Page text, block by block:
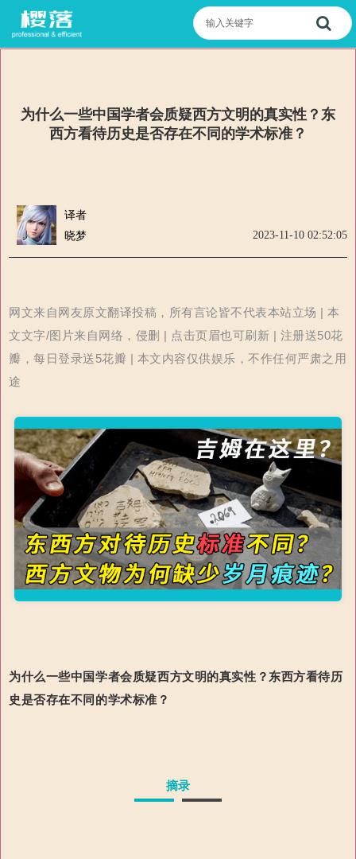
为什么一些中国学者会质疑西方文明的真实性？东
西方看待历史是否存在不同的学术标准？
译者
晓梦
2023-11-10 02:52:05
网文来自网友原文翻译投稿，所有言论皆不代表本站立场 | 本
文文字/图片来自网络，侵删 | 点击页眉也可刷新 | 注册送50花
瓣，每日登录送5花瓣 | 本文内容仅供娱乐，不作任何严肃之用
途
为什么一些中国学者会质疑西方文明的真实性 ？ 东西方看待历
史是否存在不同的学术标准？
摘录